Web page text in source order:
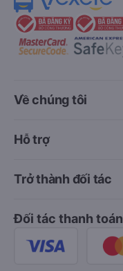
Về chúng tôi
Hỗ trợ
Trở thành đối tác
Đối tác thanh toán